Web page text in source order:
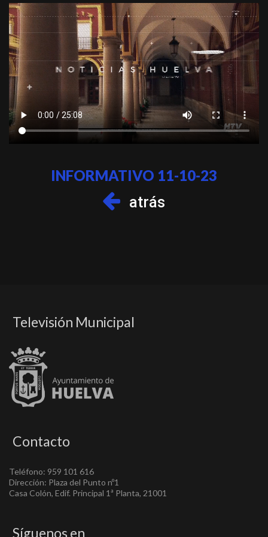
INFORMATIVO 11-10-23
atrás
Televisión Municipal
Contacto
Teléfono: 959 101 616
Dirección: Plaza del Punto nº1
Casa Colón, Edif. Principal 1ª Planta, 21001
Síguenos en